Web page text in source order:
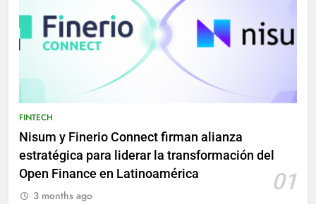
FINTECH
Nisum y Finerio Connect firman alianza
estratégica para liderar la transformación del
Open Finance en Latinoamérica
01
3 months ago